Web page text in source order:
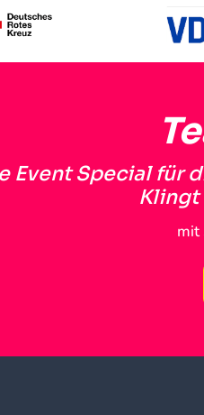
Event Special für
Klingt
mit